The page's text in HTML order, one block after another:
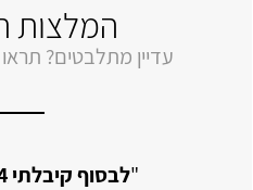
המלצות
עדיין מתלבטים?
"לבסוף קיבלתי 94 ב- 5 יחידות!